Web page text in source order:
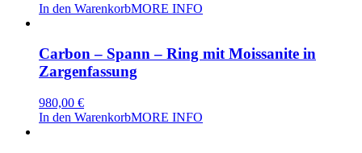
In den WarenkorbMORE INFO
Carbon – Spann – Ring mit Moissanite in
Zargenfassung
980,00 €
In den WarenkorbMORE INFO